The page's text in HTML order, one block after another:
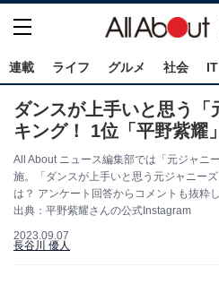
連載 ライフ グルメ 社会
ダンスが上手いと思う「
キング！ 1位「平野紫耀
All About ニュース編集部では「元ジャニ
施。「ダンスが上手いと思う元ジャニー
は？ アンケート回答からコメントも抜
出典：平野紫耀さんの公式Instagram
2023.09.07
長谷川 優人